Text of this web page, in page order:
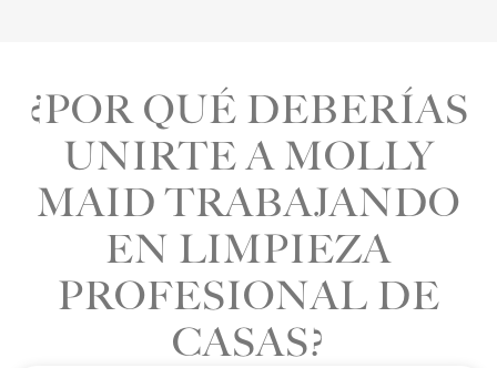
¿POR QUÉ DEBERÍAS
UNIRTE A MOLLY
MAID TRABAJANDO
EN LIMPIEZA
PROFESIONAL DE
CASAS?